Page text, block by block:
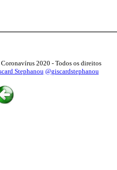
2020 - Todos os direitos
Stephanou @giscardstephanou